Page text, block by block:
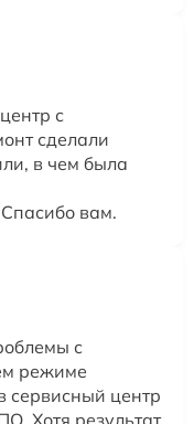
с
сделали
в чем была
вам.
с
режиме
сервисный центр